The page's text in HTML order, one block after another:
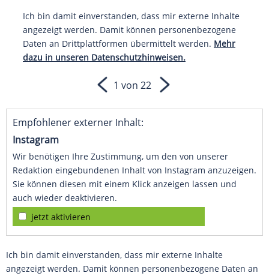
Ich bin damit einverstanden, dass mir externe Inhalte
angezeigt werden. Damit können personenbezogene
Daten an Drittplattformen übermittelt werden. Mehr
dazu in unseren Datenschutzhinweisen.
1 von 22
Empfohlener externer Inhalt:
Instagram
Wir benötigen Ihre Zustimmung, um den von unserer
Redaktion eingebundenen Inhalt von Instagram anzuzeigen.
Sie können diesen mit einem Klick anzeigen lassen und
auch wieder deaktivieren.
jetzt aktivieren
Ich bin damit einverstanden, dass mir externe Inhalte
angezeigt werden. Damit können personenbezogene Daten an